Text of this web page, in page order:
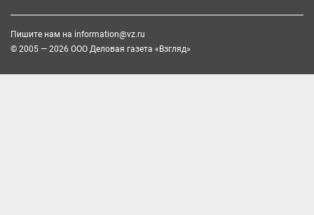
Пишите нам на information@vz.ru
© 2005 — 2026 ООО Деловая газета «Взгляд»